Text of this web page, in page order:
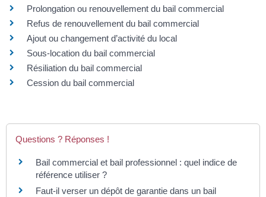
Prolongation ou renouvellement du bail commercial
Refus de renouvellement du bail commercial
Ajout ou changement d’activité du local
Sous-location du bail commercial
Résiliation du bail commercial
Cession du bail commercial
Questions ? Réponses !
Bail commercial et bail professionnel : quel indice de
référence utiliser ?
Faut-il verser un dépôt de garantie dans un bail